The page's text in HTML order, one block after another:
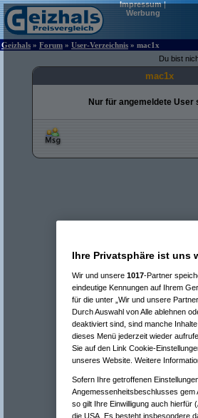
Impressum|
Werbung
Geizhals » Forum » User-Verzeichnis » mac1x
Du bist
mac1x
Nur für angemeldete User
Ihre Privatsphäre ist uns
Wir und unsere 1017-Partner
eindeutige Kennungen auf Ihrem
für die unter „Wir und unsere
Durch Auswahl von Alle ablehnen
deaktiviert sind, sind manche
dieses Menü jederzeit wieder
Sie auf den Link Cookie-
unseres Website. Weitere
Sofern Ihre getroffenen
Angemessenheitsbeschlusses gem
so gilt Ihre Einwilligung auch hierfür
die USA. Es besteht insbesondere